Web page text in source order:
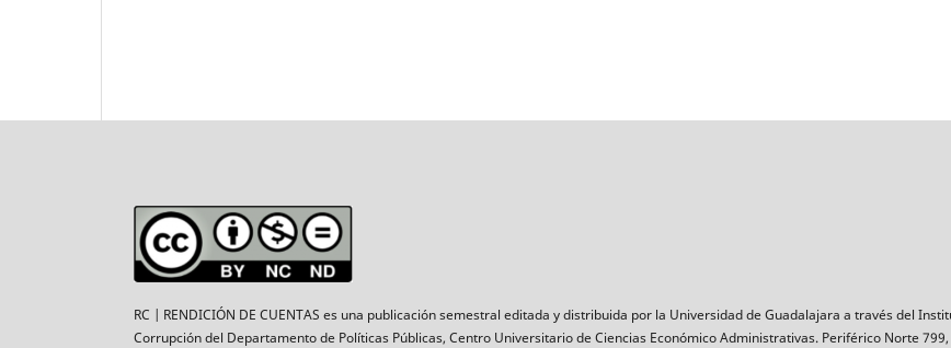
RC | RENDICIÓN DE CUENTAS es una publicación semestral editada y distribuida por la Universidad de Guadalajara a través del
Corrupción del Departamento de Políticas Públicas, Centro Universitario de Ciencias Económico Administrativas. Periférico Norte